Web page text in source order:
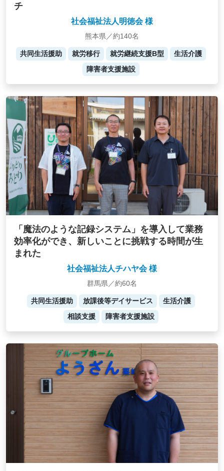
チ
社会福祉法人明徳会 様
熊本県／約140名
共同生活援助 就労移行 就労継続支援B型
生活介護
障害者支援施設
「魔法のような記録システム」を導入して業務
効率化ができ、新しいことに挑戦する時間が生
まれた
社会福祉法人チハヤ会 様
群馬県／約60名
共同生活援助 放課後等デイサービス
生活介護
相談支援
障害者支援施設